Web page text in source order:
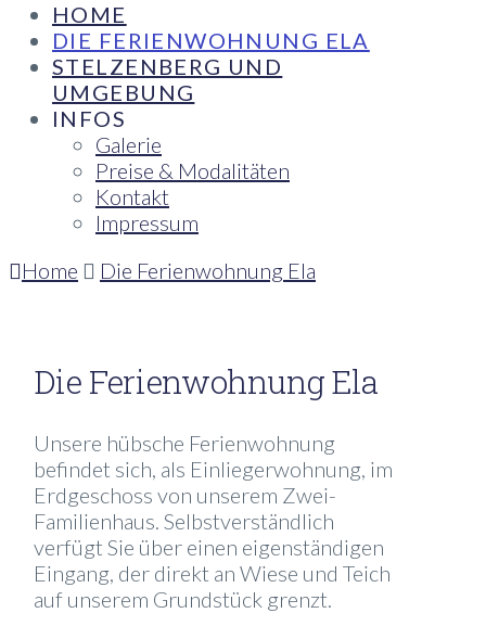
HOME
DIE FERIENWOHNUNG ELA
STELZENBERG UND
UMGEBUNG
INFOS
Galerie
Preise & Modalitäten
Kontakt
Impressum
Home
Die Ferienwohnung Ela
Die Ferienwohnung Ela
Unsere hübsche Ferienwohnung
befindet sich, als Einliegerwohnung, im
Erdgeschoss von unserem Zwei-
Familienhaus. Selbstverständlich
verfügt Sie über einen eigenständigen
Eingang, der direkt an Wiese und Teich
auf unserem Grundstück grenzt.